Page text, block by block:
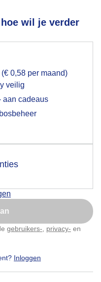
wil je verder
(€ 0,58 per maand)
veilig
aan cadeaus
gebruikers- privacy- en
Inloggen
08-06-2026, 21x bekeken
voor het
op hebt gegeven,
uit je browser waarin
popup
later
te passen